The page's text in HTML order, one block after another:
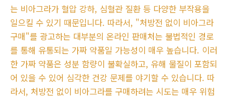
는 비아그라가 혈압 강하, 심혈관 질환 등 다양한 부작용을
일으킬 수 있기 때문입니다. 따라서, "처방전 없이 비아그라
구매"를 광고하는 대부분의 온라인 판매처는 불법적인 경로
를 통해 유통되는 가짜 약품일 가능성이 매우 높습니다. 이러
한 가짜 약품은 성분 함량이 불확실하고, 유해 물질이 포함되
어 있을 수 있어 심각한 건강 문제를 야기할 수 있습니다. 따
라서, 처방전 없이 비아그라를 구매하려는 시도는 매우 위험